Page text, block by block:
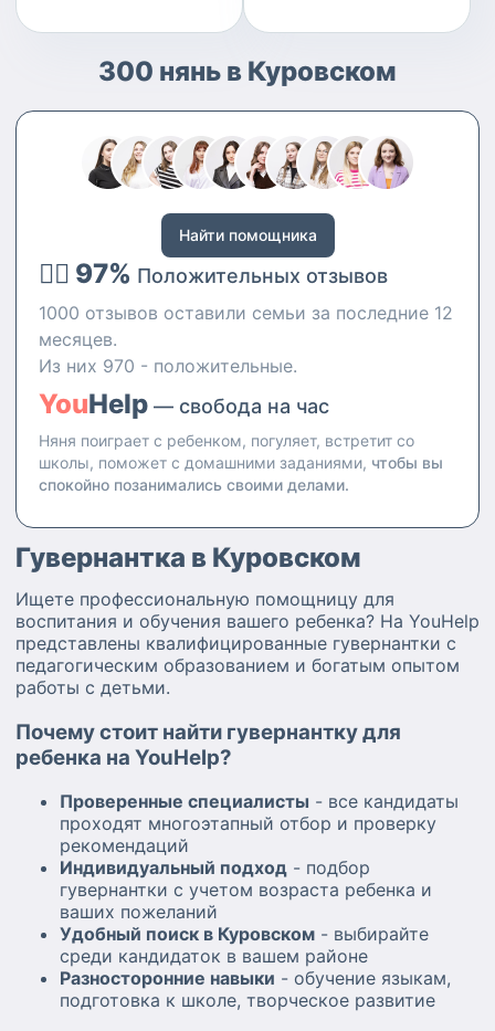
300 нянь в Куровском
Найти помощника
👍🏻 97% Положительных отзывов
1000 отзывов оставили семьи за последние 12
месяцев.
Из них 970 - положительные.
YouHelp — свобода на час
Няня поиграет с ребенком, погуляет, встретит со
школы, поможет с домашними заданиями, чтобы вы
спокойно позанимались своими делами.
Гувернантка в Куровском
Ищете профессиональную помощницу для
воспитания и обучения вашего ребенка? На YouHelp
представлены квалифицированные гувернантки с
педагогическим образованием и богатым опытом
работы с детьми.
Почему стоит найти гувернантку для
ребенка на YouHelp?
Проверенные специалисты - все кандидаты
проходят многоэтапный отбор и проверку
рекомендаций
Индивидуальный подход - подбор
гувернантки с учетом возраста ребенка и
ваших пожеланий
Удобный поиск в Куровском - выбирайте
среди кандидаток в вашем районе
Разносторонние навыки - обучение языкам,
подготовка к школе, творческое развитие